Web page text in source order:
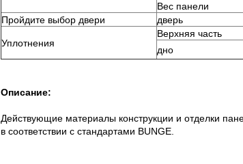
Вес панели
Пройдите выбор двери
дверь
Уплотнения
Верхняя часть
дно
Описание:
Действующие материалы конструкции и отделки
в соответствии с стандартами BUNGE.